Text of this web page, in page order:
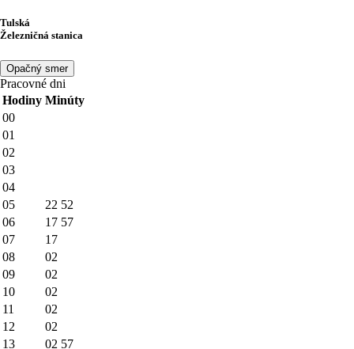
Tulská
Železničná stanica
Opačný smer
Pracovné dni
Hodiny Minúty
00
01
02
03
04
05
22 52
06
17 57
07
17
08
02
09
02
10
02
11
02
12
02
13
02 57